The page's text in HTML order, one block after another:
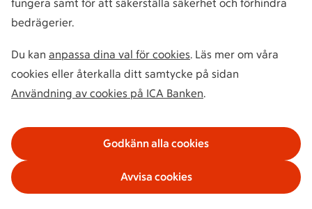
fungera samt för att säkerställa säkerhet och förhindra
bedrägerier.
Du kan anpassa dina val för cookies. Läs mer om våra
cookies eller återkalla ditt samtycke på sidan
Användning av cookies på ICA Banken.
Godkänn alla cookies
Avvisa cookies